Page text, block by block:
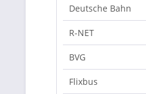
Deutsche Bahn
R-NET
BVG
Flixbus